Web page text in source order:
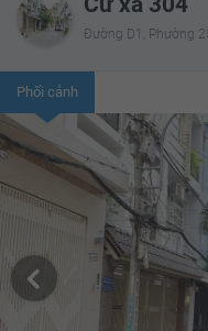
Đường D1, Phường
Phối cảnh